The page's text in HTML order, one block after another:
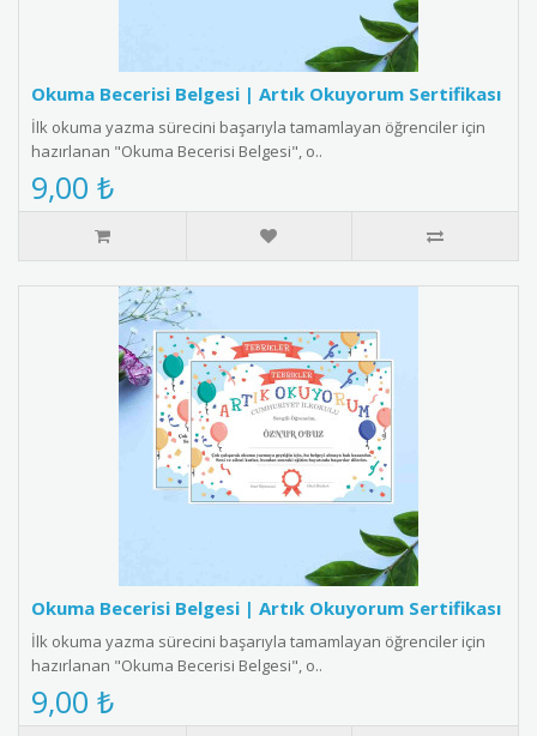
Okuma Becerisi Belgesi | Artık Okuyorum Sertifikası
İlk okuma yazma sürecini başarıyla tamamlayan öğrenciler için
hazırlanan "Okuma Becerisi Belgesi", o..
9,00 ₺
Okuma Becerisi Belgesi | Artık Okuyorum Sertifikası
İlk okuma yazma sürecini başarıyla tamamlayan öğrenciler için
hazırlanan "Okuma Becerisi Belgesi", o..
9,00 ₺